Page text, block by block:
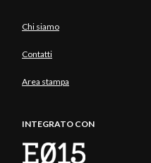
Chi siamo
Contatti
Area stampa
INTEGRATO CON